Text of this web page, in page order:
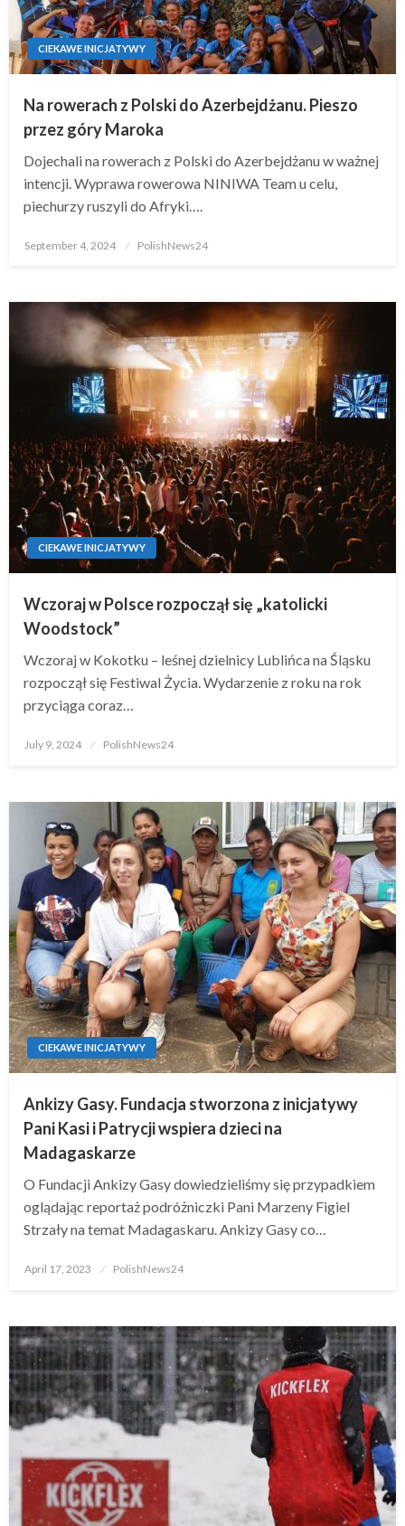
CIEKAWE INICJATYWY
Na rowerach z Polski do Azerbejdżanu. Pieszo
przez góry Maroka
Dojechali na rowerach z Polski do Azerbejdżanu w ważnej
intencji. Wyprawa rowerowa NINIWA Team u celu,
piechurzy ruszyli do Afryki….
Posted
September 4, 2024 PolishNews24
CIEKAWE INICJATYWY
Wczoraj w Polsce rozpoczął się „katolicki
Woodstock”
Wczoraj w Kokotku – leśnej dzielnicy Lublińca na Śląsku
rozpoczął się Festiwal Życia. Wydarzenie z roku na rok
przyciąga coraz…
Posted
July 9, 2024 PolishNews24
CIEKAWE INICJATYWY
Ankizy Gasy. Fundacja stworzona z inicjatywy
Pani Kasi i Patrycji wspiera dzieci na
Madagaskarze
O Fundacji Ankizy Gasy dowiedzieliśmy się przypadkiem
oglądając reportaż podróżniczki Pani Marzeny Figiel
Strzały na temat Madagaskaru. Ankizy Gasy co…
Posted
April 17, 2023 PolishNews24